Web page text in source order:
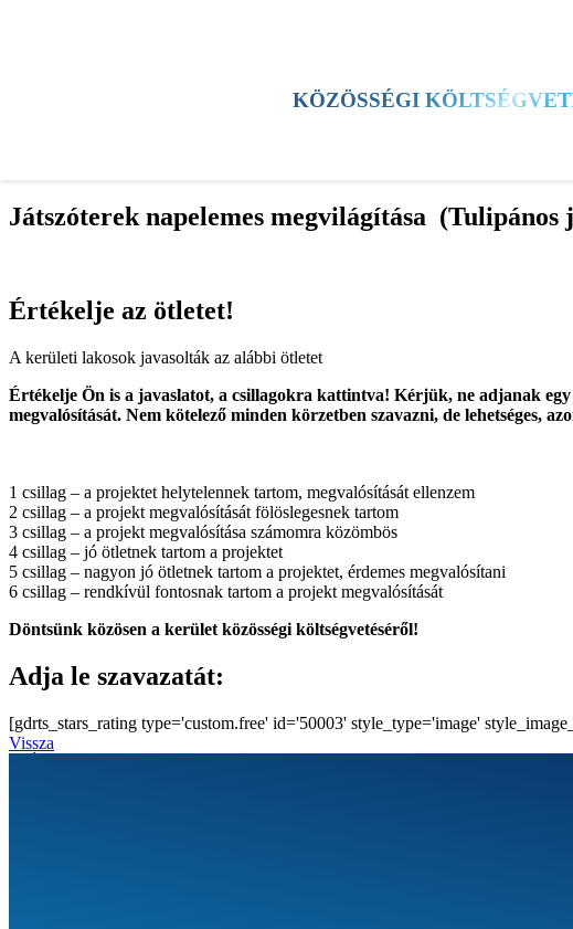
KÖZÖSSÉGI
Játszóterek napelemes megvilágítása
Értékelje az ötletet!
A kerületi lakosok javasolták az alábbi ötletet
Értékelje Ön is a javaslatot, a csillagokra kattintva! Kérjük, ne adjanak
megvalósítását. Nem kötelező minden körzetben szavazni, de lehetséges,
1 csillag – a projektet helytelennek tartom, megvalósítását ellenzem
2 csillag – a projekt megvalósítását fölöslegesnek tartom
3 csillag – a projekt megvalósítása számomra közömbös
4 csillag – jó ötletnek tartom a projektet
5 csillag – nagyon jó ötletnek tartom a projektet, érdemes megvalósítani
6 csillag – rendkívül fontosnak tartom a projekt megvalósítását
Döntsünk közösen a kerület közösségi költségvetéséről!
Adja le szavazatát:
[gdrts_stars_rating type='custom.free' id='50003' style_type='image'
Vissza